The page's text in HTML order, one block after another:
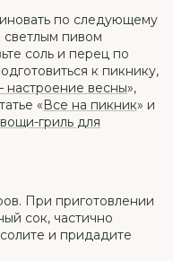
по следующему
светлым пивом
соль и перец по
к пикнику,
настроение весны»,
«Все на пикник» и
гриль для
При приготовлении
сок, частично
и придадите